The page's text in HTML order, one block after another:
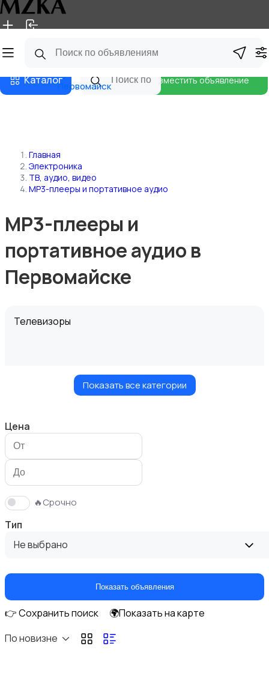
Главная Магазины
КаталогПервомайск
Разместить объявление
Главная
Электроника
ТВ, аудио, видео
MP3-плееры и портативное аудио
MP3-плееры и
портативное аудио в
Первомайске
Телевизоры
Акустика, колонки, сабвуферы
Домашние кинотеатры
Показать все категории
Цена
🔥Срочно
Тип
Не выбрано
Показать объявления
👉 Сохранить поиск
🌍Показать на карте
По новизне